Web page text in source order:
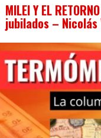
MILEI Y EL
jubilados – Nicolás